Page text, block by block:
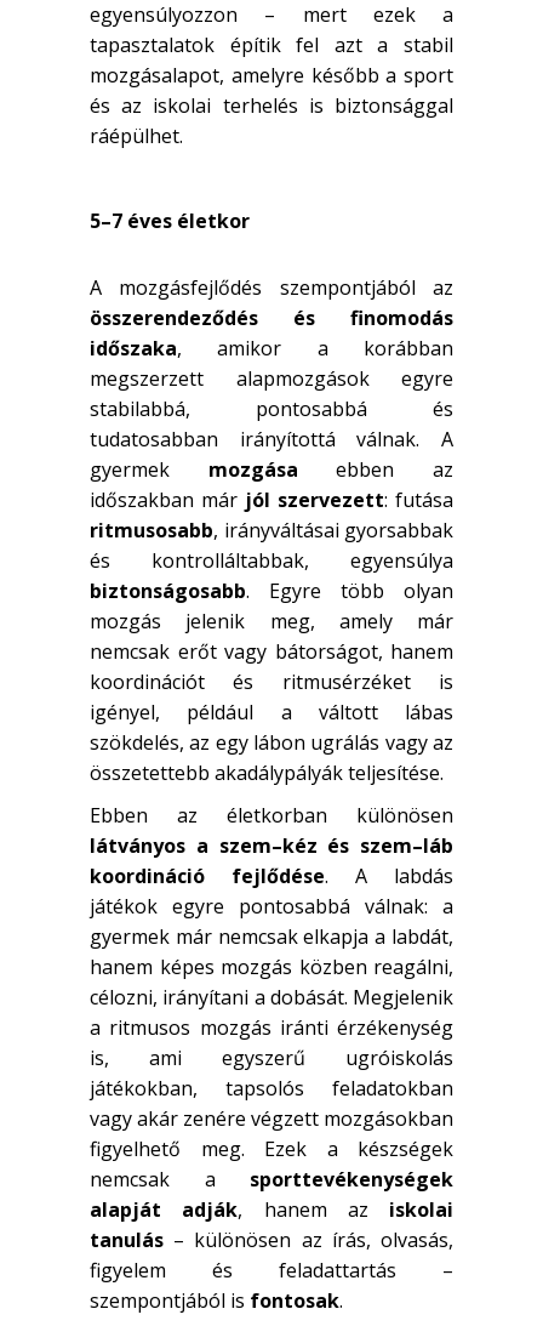
egyensúlyozzon – mert ezek a
tapasztalatok építik fel azt a stabil
mozgásalapot, amelyre később a sport
és az iskolai terhelés is biztonsággal
ráépülhet.
5–7 éves életkor
A mozgásfejlődés szempontjából az
összerendeződés és finomodás
időszaka, amikor a korábban
megszerzett alapmozgások egyre
stabilabbá, pontosabbá és
tudatosabban irányítottá válnak. A
gyermek mozgása ebben az
időszakban már jól szervezett: futása
ritmusosabb, irányváltásai gyorsabbak
és kontrolláltabbak, egyensúlya
biztonságosabb. Egyre több olyan
mozgás jelenik meg, amely már
nemcsak erőt vagy bátorságot, hanem
koordinációt és ritmusérzéket is
igényel, például a váltott lábas
szökdelés, az egy lábon ugrálás vagy az
összetettebb akadálypályák teljesítése.
Ebben az életkorban különösen
látványos a szem–kéz és szem–láb
koordináció fejlődése. A labdás
játékok egyre pontosabbá válnak: a
gyermek már nemcsak elkapja a labdát,
hanem képes mozgás közben reagálni,
célozni, irányítani a dobását. Megjelenik
a ritmusos mozgás iránti érzékenység
is, ami egyszerű ugróiskolás
játékokban, tapsolós feladatokban
vagy akár zenére végzett mozgásokban
figyelhető meg. Ezek a készségek
nemcsak a sporttevékenységek
alapját adják, hanem az iskolai
tanulás – különösen az írás, olvasás,
figyelem és feladattartás –
szempontjából is fontosak.